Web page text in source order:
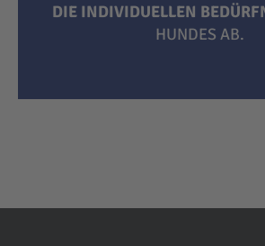
DIE INDIVIDUELLEN
HUNDES AB.